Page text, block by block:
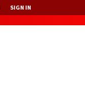
SIGN IN